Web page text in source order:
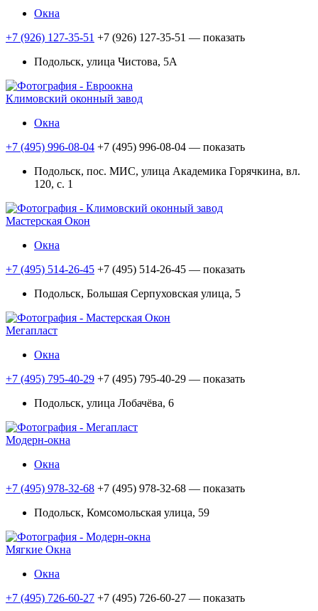
Окна
+7 (926) 127-35-51 +7 (926) 127-35-51 — показать
Подольск, улица Чистова, 5А
Климовский оконный завод
Окна
+7 (495) 996-08-04 +7 (495) 996-08-04 — показать
Подольск, пос. МИС, улица Академика Горячкина, вл.
120, с. 1
Мастерская Окон
Окна
+7 (495) 514-26-45 +7 (495) 514-26-45 — показать
Подольск, Большая Серпуховская улица, 5
Мегапласт
Окна
+7 (495) 795-40-29 +7 (495) 795-40-29 — показать
Подольск, улица Лобачёва, 6
Модерн-окна
Окна
+7 (495) 978-32-68 +7 (495) 978-32-68 — показать
Подольск, Комсомольская улица, 59
Мягкие Окна
Окна
+7 (495) 726-60-27 +7 (495) 726-60-27 — показать